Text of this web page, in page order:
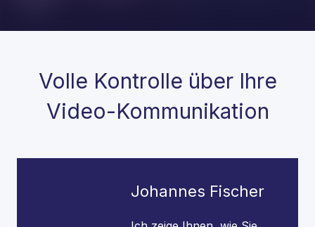
Volle Kontrolle über Ihre
Video-Kommunikation
Johannes Fischer